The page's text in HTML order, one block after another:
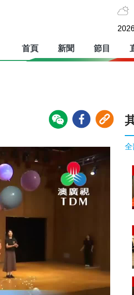
首頁 新聞 節目
全